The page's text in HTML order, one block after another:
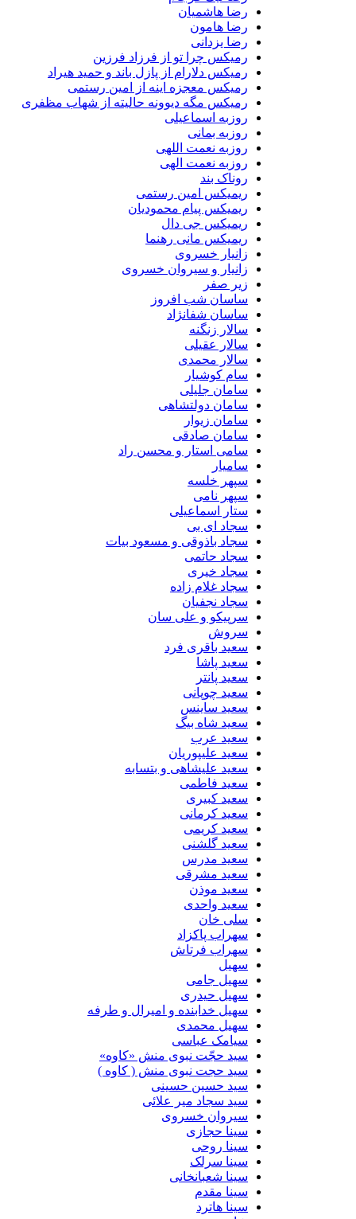
رضا هاشمیان
رضا هامون
رضا یزدانی
رمیکس چرا تو از فرزاد فرزین
رمیکس دلارام از پازل باند و حمید هیراد
رمیکس معجزه اینه از امین رستمی
رمیکس مگه دیوونه حالیته از شهاب مظفری
روزبه اسماعیلی
روزبه بمانی
روزبه نعمت اللهی
روزبه نعمت الهی
روناک بند
ریمیکس امین رستمی
ریمیکس پیام محمودیان
ریمیکس جی دال
ریمیکس مانی رهنما
زانیار خسروی
زانیار و سیروان خسروی
زیر صفر
ساسان شب افروز
ساسان شفانژاد
سالار زنگنه
سالار عقیلی
سالار محمدی
سام کوشیار
سامان جلیلی
سامان دولتشاهی
سامان زیوار
سامان صادقی
سامی استار و محسن راد
سامیار
سپهر خلسه
سپهر نامی
ستار اسماعیلی
سجاد ای بی
سجاد باذوقی و مسعود بیات
سجاد حاتمی
سجاد خیری
سجاد غلام زاده
سجاد نجفیان
سرپیکو و علی سان
سروش
سعید باقری فرد
سعید پاشا
سعید پانتر
سعید چوپانی
سعید ساینس
سعید شاه بیگ
سعید عرب
سعید علیپوریان
سعید علیشاهی و بتسابه
سعید فاطمی
سعید کبیری
سعید کرمانی
سعید کریمی
سعید گلشنی
سعید مدرس
سعید مشرقی
سعید موذن
سعید واحدی
سلی خان
سهراب پاکزاد
سهراب فرتاش
سهیل جامی
سهیل حیدری
سهیل خدابنده و امیرال و طرفه
سهیل محمدی
سیامک عباسی
سید حجّت نبوی منش «کاوه»
سید حجت نبوی منش ( کاوه )
سید حسین حسینى
سید سجاد میر علائی
سیروان خسروی
سینا حجازی
سینا روحی
سینا سرلک
سینا شعبانخانی
سینا مقدم
سینا هاترد